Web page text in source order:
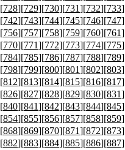
[728][729][730][731][732][733
[742][743][744][745][746][747
[756][757][758][759][760][761
[770][771][772][773][774][775
[784][785][786][787][788][789
[798][799][800][801][802][803
[812][813][814][815][816][817
[826][827][828][829][830][831
[840][841][842][843][844][845
[854][855][856][857][858][859
[868][869][870][871][872][873
[882][883][884][885][886][887